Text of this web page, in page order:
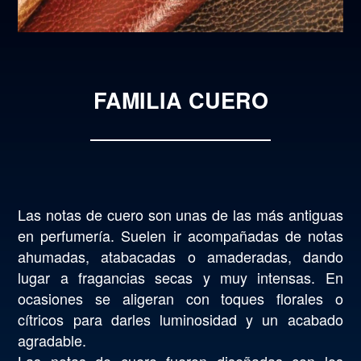
FAMILIA CUERO
Las notas de cuero son unas de las más antiguas
en perfumería. Suelen ir acompañadas de notas
ahumadas, atabacadas o amaderadas, dando
lugar a fragancias secas y muy intensas. En
ocasiones se aligeran con toques florales o
cítricos para darles luminosidad y un acabado
agradable.